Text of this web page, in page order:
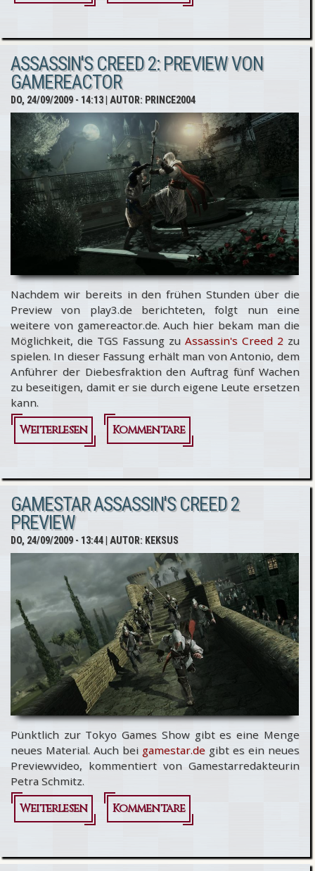
Creed 2
Screenshot-
Galerie
Update
ASSASSIN'S CREED 2: PREVIEW VON
GAMEREACTOR
DO, 24/09/2009 - 14:13| AUTOR: PRINCE2004
Nachdem wir bereits in den frühen Stunden über die
Preview von play3.de berichteten, folgt nun eine
weitere von gamereactor.de. Auch hier bekam man die
Möglichkeit, die TGS Fassung zu Assassin's Creed 2zu
spielen. In dieser Fassung erhält man von Antonio, dem
Anführer der Diebesfraktion den Auftrag fünf Wachen
zu beseitigen, damit er sie durch eigene Leute ersetzen
kann.
Weiterlesenüber Assassin's
Preview von
Gamereactor
Kommentare
GAMESTAR ASSASSIN'S CREED 2
PREVIEW
DO, 24/09/2009 - 13:44| AUTOR: KEKSUS
Pünktlich zur Tokyo Games Show gibt es eine Menge
neues Material. Auch bei gamestar.degibt es ein neues
Previewvideo, kommentiert von Gamestarredakteurin
Petra Schmitz.
Weiterlesen
über
Assassin's
Kommentare